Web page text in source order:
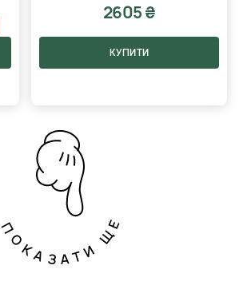
2605 ₴
КУПИТИ
ПОКАЗАТИ ЩЕ